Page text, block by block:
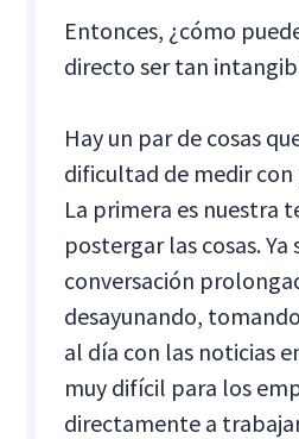
Entonces, ¿cómo
directo ser tan
Hay un par de cosas
dificultad de medir
La primera es nuestra
postergar las cosas.
conversación
desayunando,
al día con las noticias
muy difícil para los
directamente a